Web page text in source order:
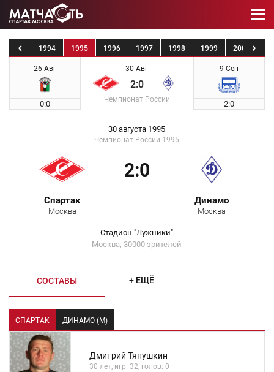
1993 1994 1995 1996 1997 1998 1999 2000
26 Авг
0:0
30 Авг
2:0
Чемпионат России
9 Сен
2:0
30 августа 1995
Чемпионат России 1995
Спартак
Москва
2:0
Динамо
Москва
Стадион "Лужники"
Москва, 30000 зрителей
СОСТАВЫ + ЕЩЁ
СПАРТАК ДИНАМО (М)
Дмитрий Тяпушкин
30 лет, игр: 32, голов: 0